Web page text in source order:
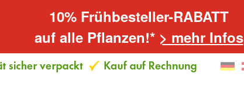
10% Frühbesteller-RABATT
auf alle Pflanzen!* > mehr Infos